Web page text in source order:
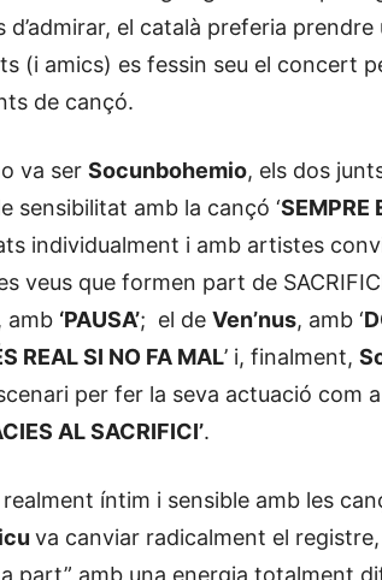
d’admirar, el català preferia
(i amics) es fessin seu el concert
de cançó.
va ser Socunbohemio, els dos
sensibilitat amb la cançó ‘SEMPRE
individualment i amb artistes
veus que formen part de
, amb ‘PAUSA’; el de Ven’nus, amb ‘
REAL SI NO FA MAL’ i, finalment,
per fer la seva actuació com
AL SACRIFICI’.
íntim i sensible amb les
va canviar radicalment el
part” amb una energia totalment